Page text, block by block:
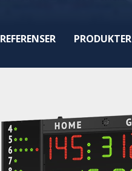
REFERENSER PRODUKTER